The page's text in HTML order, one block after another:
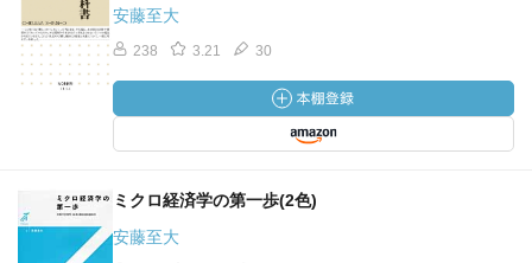
安藤至大
238 3.21 30
ミクロ経済学の第一歩(2色)
安藤至大